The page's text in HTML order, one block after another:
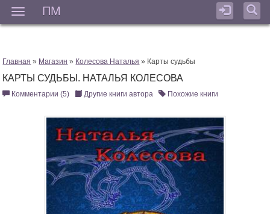
ПМ
Главная » Магазин » Колесова Наталья » Карты судьбы
КАРТЫ СУДЬБЫ. НАТАЛЬЯ КОЛЕСОВА
Комментарии (5) Другие книги автора Похожие книги